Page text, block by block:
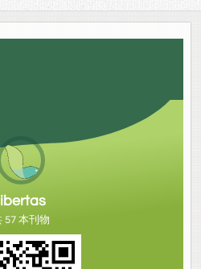
libertas
57 本刊物